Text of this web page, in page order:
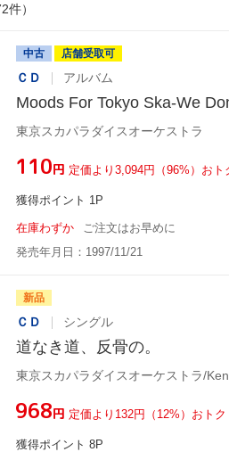
件）
中古 店舗受取可
ＣＤ アルバム
Moods For Tokyo Ska-We
東京スカパラダイスオーケストラ
¥110円 定価より3,094円（96%）おト
獲得ポイント 1P
在庫わずか
ご注文はお早めに
発売年月日：1997/11/21
新品
ＣＤ シングル
道なき道、反骨の。
東京スカパラダイスオーケストラ/
¥968円 定価より132円（12%）おトク
獲得ポイント 8P